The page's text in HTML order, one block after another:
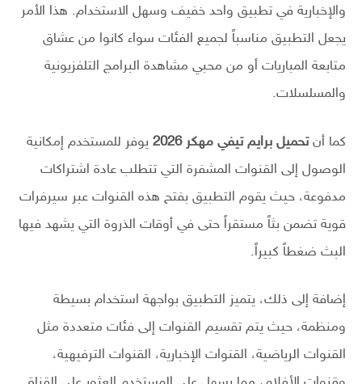
والإخبارية في تطبيق واحد خفيف وسهل الاستخدام. هذا الأمر
يجعل التطبيق مناسباً لجميع الفئات سواء كانوا من عشاق
متابعة المباريات أو من محبي مشاهدة البرامج التلفزيونية
والمسلسلات.
كما أنتحميل برايم تيفي مهكر 2026
يوفر للمستخدم إمكانية
الوصول إلى القنوات المشفرة التي تتطلب عادة اشتراكات
مدفوعة، حيث يقوم التطبيق بفتح هذه القنوات عبر سيرفرات
قوية تضمن بثاً مستقراً حتى في أوقات الذروة التي يشهد فيها
البث ضغطاً كبيراً.
إضافة إلى ذلك، يتميز التطبيق بواجهة استخدام بسيطة
ومنظمة، حيث يتم تقسيم القنوات إلى فئات متعددة مثل
القنوات الرياضية، القنوات الإخبارية، القنوات الترفيهية،